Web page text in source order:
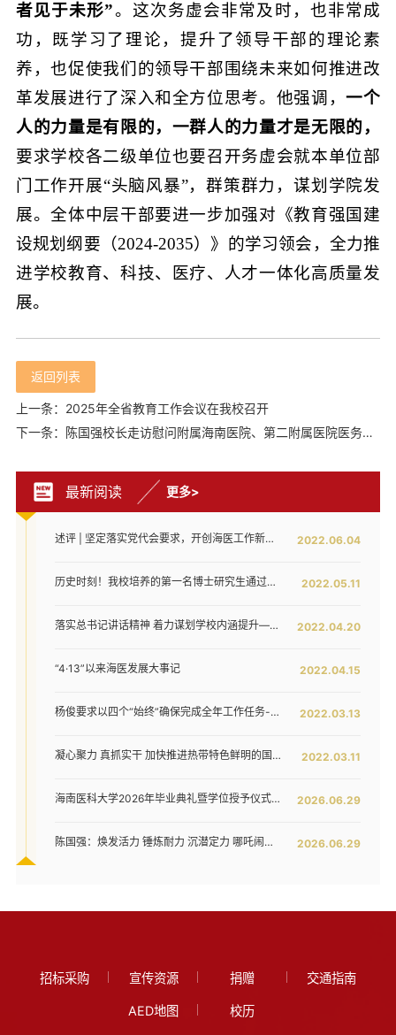
者见于未形”。这次务虚会非常及时，也非常成
功，既学习了理论，提升了领导干部的理论素
养，也促使我们的领导干部围绕未来如何推进改
革发展进行了深入和全方位思考。他强调，一个
人的力量是有限的，一群人的力量才是无限的，
要求学校各二级单位也要召开务虚会就本单位部
门工作开展“头脑风暴”，群策群力，谋划学院发
展。全体中层干部要进一步加强对《教育强国建
设规划纲要（2024-2035）》的学习领会，全力推
进学校教育、科技、医疗、人才一体化高质量发
展。
返回列表
上一条：2025年全省教育工作会议在我校召开
下一条：陈国强校长走访慰问附属海南医院、第二附属医院医务人员
最新阅读 更多>
2022.06.04
述评 | 坚定落实党代会要求，开创海医工作新局面——写在全面落实省第八次党代会对海医发展提出新要求之时
2022.05.11
历史时刻！我校培养的第一名博士研究生通过答辩！
2022.04.20
落实总书记讲话精神 着力谋划学校内涵提升——我校召开发展战略咨询委员会第二次工作会议
2022.04.15
“4·13”以来海医发展大事记
2022.03.13
杨俊要求以四个“始终”确保完成全年工作任务--我校六届五次教代会暨七届二次工代会胜利闭幕
2022.03.11
凝心聚力 真抓实干 加快推进热带特色鲜明的国际化高水平医科大学建设步伐 ——我校六届五次教代会暨七届二次工代会隆重开幕
2026.06.29
海南医科大学2026年毕业典礼暨学位授予仪式举行
2026.06.29
陈国强：焕发活力 锤炼耐力 沉潜定力 哪吒闹海拓新程——在海南医科大学2026年毕业典礼上的讲话
招标采购 宣传资源 捐赠 交通指南
AED地图 校历